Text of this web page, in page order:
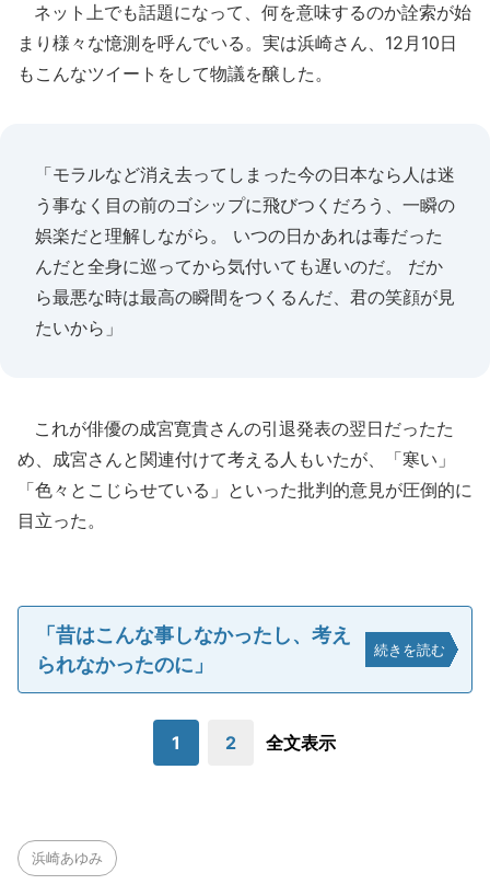
ネット上でも話題になって、何を意味するのか詮索が始
まり様々な憶測を呼んでいる。実は浜崎さん、12月10日
もこんなツイートをして物議を醸した。
「モラルなど消え去ってしまった今の日本なら人は迷
う事なく目の前のゴシップに飛びつくだろう、一瞬の
娯楽だと理解しながら。 いつの日かあれは毒だった
んだと全身に巡ってから気付いても遅いのだ。 だか
ら最悪な時は最高の瞬間をつくるんだ、君の笑顔が見
たいから」
これが俳優の成宮寛貴さんの引退発表の翌日だったた
め、成宮さんと関連付けて考える人もいたが、「寒い」
「色々とこじらせている」といった批判的意見が圧倒的に
目立った。
「昔はこんな事しなかったし、考え
られなかったのに」
続きを読む
1 2 全文表示
浜崎あゆみ